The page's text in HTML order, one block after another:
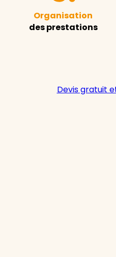
Organisation
des prestations
Devis gratuit